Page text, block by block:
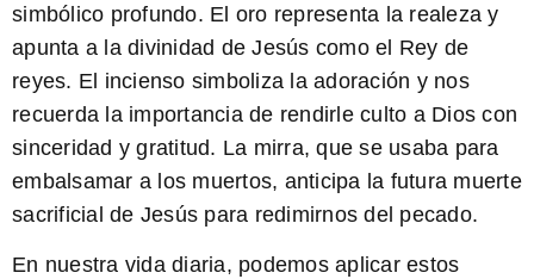
simbólico profundo. El oro representa la realeza y
apunta a la divinidad de Jesús como el Rey de
reyes. El incienso simboliza la adoración y nos
recuerda la importancia de rendirle culto a Dios con
sinceridad y gratitud. La mirra, que se usaba para
embalsamar a los muertos, anticipa la futura muerte
sacrificial de Jesús para redimirnos del pecado.
En nuestra vida diaria, podemos aplicar estos